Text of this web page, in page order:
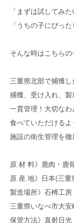
「まずは試してみ
「うちの子にぴっ
そんな時はこちら
三重県北部で捕獲
捕獲、受け入れ、
一貫管理！大切な
食べていただける
施設の衛生管理を徹
原 材 料》鹿肉・鹿
原 産 地》日本(三重
製造場所》石榑工房
三重県いなべ市大
保管方法》直射日光